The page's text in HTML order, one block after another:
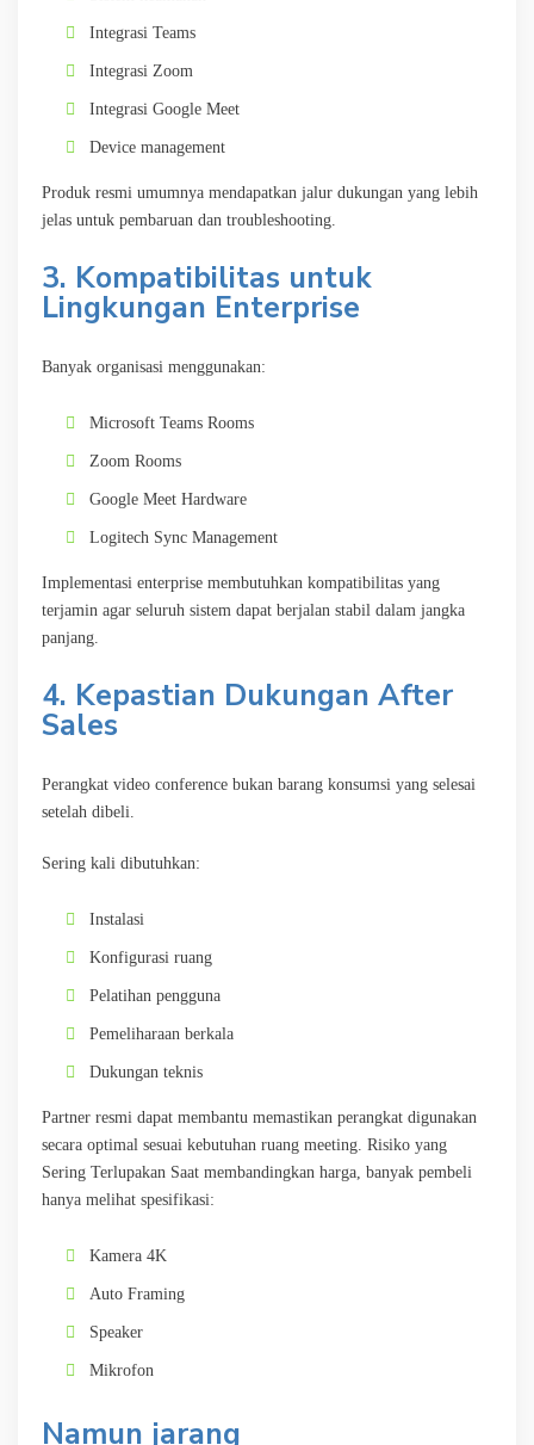
Integrasi Teams
Integrasi Zoom
Integrasi Google Meet
Device management
Produk resmi umumnya mendapatkan jalur dukungan yang lebih
jelas untuk pembaruan dan troubleshooting.
3. Kompatibilitas untuk
Lingkungan Enterprise
Banyak organisasi menggunakan:
Microsoft Teams Rooms
Zoom Rooms
Google Meet Hardware
Logitech Sync Management
Implementasi enterprise membutuhkan kompatibilitas yang
terjamin agar seluruh sistem dapat berjalan stabil dalam jangka
panjang.
4. Kepastian Dukungan After
Sales
Perangkat video conference bukan barang konsumsi yang selesai
setelah dibeli.
Sering kali dibutuhkan:
Instalasi
Konfigurasi ruang
Pelatihan pengguna
Pemeliharaan berkala
Dukungan teknis
Partner resmi dapat membantu memastikan perangkat digunakan
secara optimal sesuai kebutuhan ruang meeting. Risiko yang
Sering Terlupakan Saat membandingkan harga, banyak pembeli
hanya melihat spesifikasi:
Kamera 4K
Auto Framing
Speaker
Mikrofon
Namun jarang